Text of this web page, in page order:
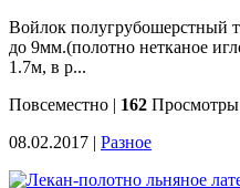
Войлок полугрубошерстный
до 9мм.(полотно нетканое
1.7м, в р...
Повсеместно | 162
08.02.2017 | Разное